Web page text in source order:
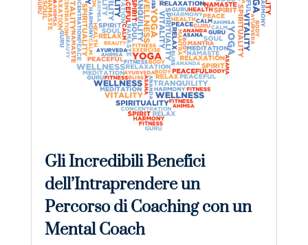
Gli Incredibili Benefici
dell’Intraprendere un
Percorso di Coaching con un
Mental Coach